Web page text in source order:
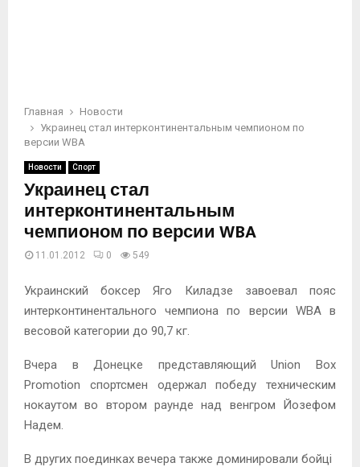
Главная
Новости
Украинец стал интерконтинентальным чемпионом по
версии WBA
Новости Спорт
Украинец стал
интерконтинентальным
чемпионом по версии WBA
11.01.2012 0 549
Украинский боксер Яго Киладзе завоевал пояс
интерконтинентального чемпиона по версии WBA в
весовой категории до 90,7 кг.
Вчера в Донецке представляющий Union Box
Promotion спортсмен одержал победу техническим
нокаутом во втором раунде над венгром Йозефом
Надем.
В других поединках вечера также доминировали бойці